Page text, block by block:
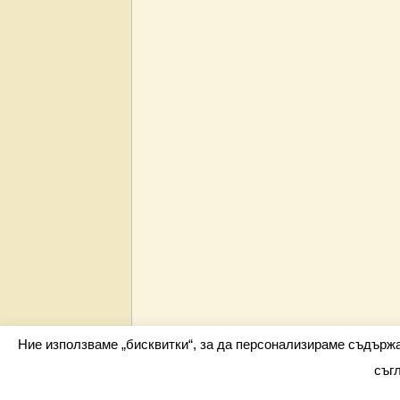
Всички права запазени barometar.net © 2026
Ние използваме „бисквитки“, за да персонализираме